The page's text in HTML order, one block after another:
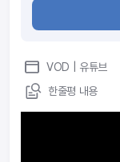
VOD | 유튜브
한줄평 내용